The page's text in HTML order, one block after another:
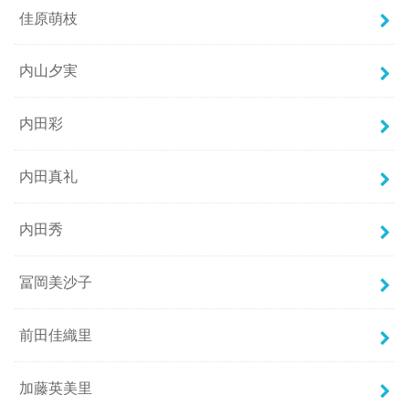
佳原萌枝
内山夕実
内田彩
内田真礼
内田秀
冨岡美沙子
前田佳織里
加藤英美里